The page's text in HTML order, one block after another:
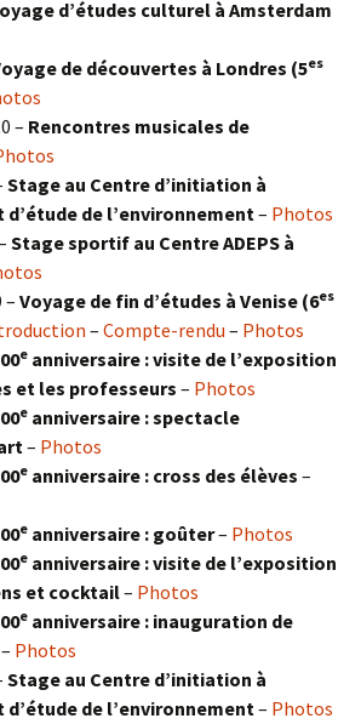
d’études culturel à Amsterdam
de découvertes à Londres (5es
– Rencontres musicales de
Stage au Centre d’initiation à
d’étude de l’environnement– Photos
Stage sportif au Centre ADEPS à
– Voyage de fin d’études à Venise (6es
– Compte-rendu – Photos
e anniversaire : visite de l’exposition
et les professeurs – Photos
e anniversaire : spectacle
– Photos
e anniversaire : cross des élèves –
e anniversaire : goûter– Photos
e anniversaire : visite de l’exposition
et cocktail– Photos
e anniversaire : inauguration de
– Photos
Stage au Centre d’initiation à
d’étude de l’environnement– Photos